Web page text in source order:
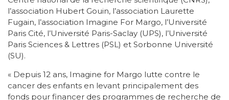
l’association Hubert Gouin, l’association Laurette
Fugain, l’association Imagine For Margo, l’Université
Paris Cité, l’Université Paris-Saclay (UPS), l’Université
Paris Sciences & Lettres (PSL) et Sorbonne Université
(SU).
« Depuis 12 ans, Imagine for Margo lutte contre le
cancer des enfants en levant principalement des
fonds pour financer des programmes de recherche de